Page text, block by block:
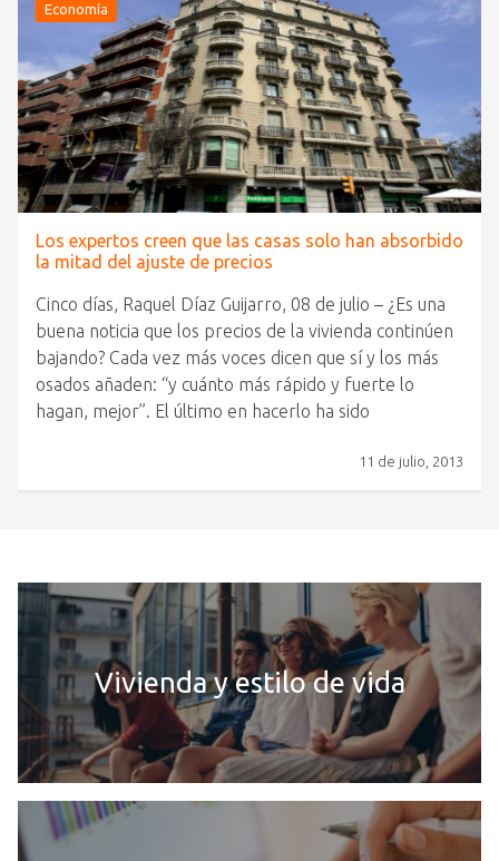
Economía
Los expertos creen que las casas solo han absorbido
la mitad del ajuste de precios
Cinco días, Raquel Díaz Guijarro, 08 de julio – ¿Es una
buena noticia que los precios de la vivienda continúen
bajando? Cada vez más voces dicen que sí y los más
osados añaden: “y cuánto más rápido y fuerte lo
hagan, mejor”. El último en hacerlo ha sido
11 de julio, 2013
Vivienda y estilo de vida